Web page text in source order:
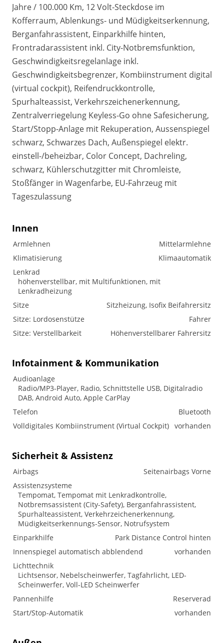
Jahre / 100.000 Km, 12 Volt-Steckdose im
Kofferraum, Ablenkungs- und Müdigkeitserkennung,
Berganfahrassistent, Einparkhilfe hinten,
Frontradarassistent inkl. City-Notbremsfunktion,
Geschwindigkeitsregelanlage inkl.
Geschwindigkeitsbegrenzer, Kombiinstrument digital
(virtual cockpit), Reifendruckkontrolle,
Spurhalteassist, Verkehrszeichenerkennung,
Zentralverriegelung Keyless-Go ohne Safesicherung,
Start/Stopp-Anlage mit Rekuperation, Aussenspiegel
schwarz, Schwarzes Dach, Außenspiegel elektr.
einstell-/beheizbar, Color Concept, Dachreling,
schwarz, Kühlerschutzgitter mit Chromleiste,
Stoßfänger in Wagenfarbe, EU-Fahrzeug mit
Tageszulassung
Innen
Armlehnen
Mittelarmlehne
Klimatisierung
Klimaautomatik
Lenkrad
höhenverstellbar, mit Multifunktionen, mit
Lenkradheizung
Sitze
Sitzheizung, Isofix Beifahrersitz
Sitze: Lordosenstütze
Fahrer
Sitze: Verstellbarkeit
Höhenverstellbarer Fahrersitz
Infotainment & Kommunikation
Audioanlage
Radio/MP3-Player, Radio, Schnittstelle USB, Digitalradio
DAB, Android Auto, Apple CarPlay
Telefon
Bluetooth
Volldigitales Kombiinstrument (Virtual Cockpit) vorhanden
Sicherheit & Assistenz
Airbags
Seitenairbags Vorne
Assistenzsysteme
Tempomat, Tempomat mit Lenkradkontrolle,
Notbremsassistent (City-Safety), Berganfahrassistent,
Spurhalteassistent, Verkehrzeichenerkennung,
Müdigkeitserkennungs-Sensor, Notrufsystem
Einparkhilfe
Park Distance Control hinten
Innenspiegel automatisch abblendend
vorhanden
Lichttechnik
Lichtsensor, Nebelscheinwerfer, Tagfahrlicht, LED-
Scheinwerfer, Voll-LED Scheinwerfer
Pannenhilfe
Reserverad
Start/Stop-Automatik
vorhanden